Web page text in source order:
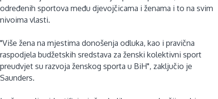
određenih sportova među djevojčicama i ženama i to na svim
nivoima vlasti.
"Više žena na mjestima donošenja odluka, kao i pravična
raspodjela budžetskih sredstava za ženski kolektivni sport
preudvjet su razvoja ženskog sporta u BiH", zaključio je
Saunders.